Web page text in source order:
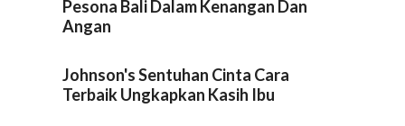
Pesona Bali Dalam Kenangan Dan
Angan
Johnson's Sentuhan Cinta Cara
Terbaik Ungkapkan Kasih Ibu